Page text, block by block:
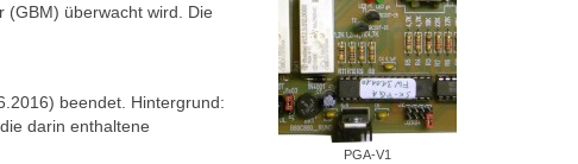
PGA-V1
(GBM) überwacht wird. Die
beendet. Hintergrund:
darin enthaltene